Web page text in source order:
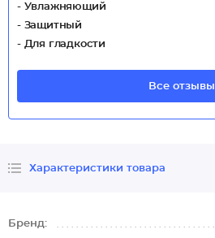
- Увлажняющий
- Защитный
- Для гладкости
Все отзывы
Характеристики товара
Бренд: